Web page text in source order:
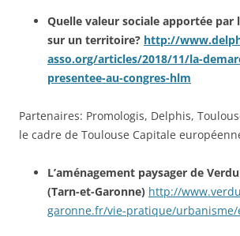
Quelle valeur sociale apportée par
sur un territoire? http://
asso.org/articles/2018/11/la-
presentee-au-congres-hlm
Partenaires: Promologis, Delphis,
le cadre de Toulouse Capitale
L’aménagement paysager de
(Tarn-et-Garonne) http://
garonne.fr/vie-pratique/